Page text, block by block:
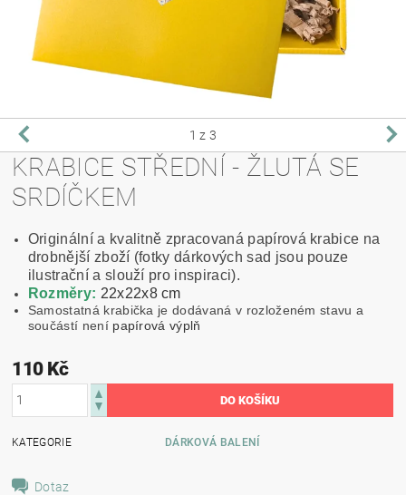
1 z 3
KRABICE STŘEDNÍ - ŽLUTÁ SE
SRDÍČKEM
Originální a kvalitně zpracovaná papírová krabice na
drobnější zboží (fotky dárkových sad jsou pouze
ilustrační a slouží pro inspiraci).
Rozměry: 22x22x8 cm
Samostatná krabička je dodávaná v rozloženém stavu a
součástí není papírová výplň
110 Kč
KATEGORIE DÁRKOVÁ BALENÍ
Dotaz